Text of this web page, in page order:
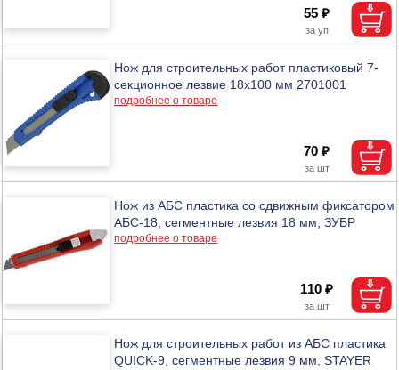
55 ₽
Нож для строительных работ пластиковый 7-
секционное лезвие 18х100 мм 2701001
подробнее о товаре
70 ₽
Нож из АБС пластика со сдвижным фиксатором
АБС-18, сегментные лезвия 18 мм, ЗУБР
подробнее о товаре
110 ₽
Нож для строительных работ из АБС пластика
QUICK-9, сегментные лезвия 9 мм, STAYER